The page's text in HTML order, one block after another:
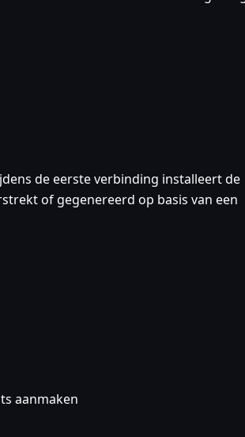
de eerste verbinding installeert de
of gegenereerd op basis van een
aanmaken